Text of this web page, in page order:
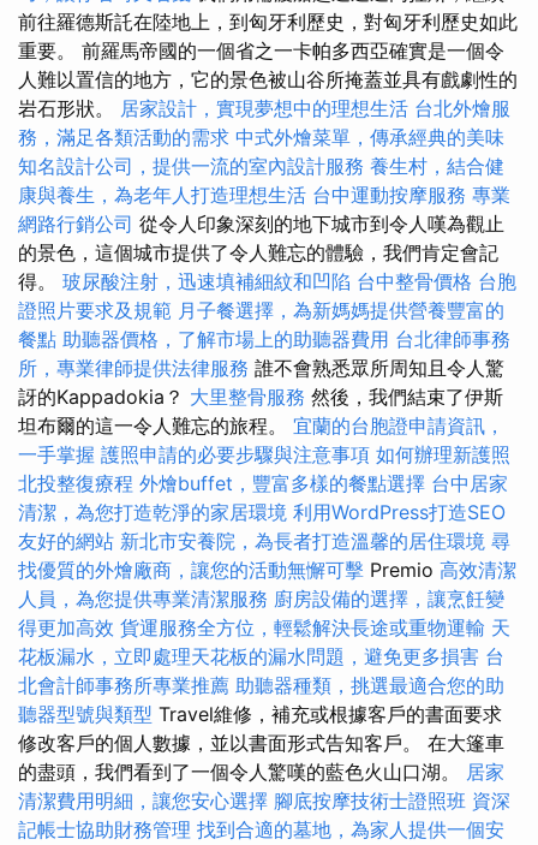
前往羅德斯託在陸地上，到匈牙利歷史，對匈牙利歷史如此
重要。 前羅馬帝國的一個省之一卡帕多西亞確實是一個令
人難以置信的地方，它的景色被山谷所掩蓋並具有戲劇性的
岩石形狀。 居家設計，實現夢想中的理想生活 台北外燴服
務，滿足各類活動的需求 中式外燴菜單，傳承經典的美味
知名設計公司，提供一流的室內設計服務 養生村，結合健
康與養生，為老年人打造理想生活 台中運動按摩服務 專業
網路行銷公司 從令人印象深刻的地下城市到令人嘆為觀止
的景色，這個城市提供了令人難忘的體驗，我們肯定會記
得。 玻尿酸注射，迅速填補細紋和凹陷 台中整骨價格 台胞
證照片要求及規範 月子餐選擇，為新媽媽提供營養豐富的
餐點 助聽器價格，了解市場上的助聽器費用 台北律師事務
所，專業律師提供法律服務 誰不會熟悉眾所周知且令人驚
訝的Kappadokia？ 大里整骨服務 然後，我們結束了伊斯
坦布爾的這一令人難忘的旅程。 宜蘭的台胞證申請資訊，
一手掌握 護照申請的必要步驟與注意事項 如何辦理新護照
北投整復療程 外燴buffet，豐富多樣的餐點選擇 台中居家
清潔，為您打造乾淨的家居環境 利用WordPress打造SEO
友好的網站 新北市安養院，為長者打造溫馨的居住環境 尋
找優質的外燴廠商，讓您的活動無懈可擊 Premio 高效清潔
人員，為您提供專業清潔服務 廚房設備的選擇，讓烹飪變
得更加高效 貨運服務全方位，輕鬆解決長途或重物運輸 天
花板漏水，立即處理天花板的漏水問題，避免更多損害 台
北會計師事務所專業推薦 助聽器種類，挑選最適合您的助
聽器型號與類型 Travel維修，補充或根據客戶的書面要求
修改客戶的個人數據，並以書面形式告知客戶。 在大篷車
的盡頭，我們看到了一個令人驚嘆的藍色火山口湖。 居家
清潔費用明細，讓您安心選擇 腳底按摩技術士證照班 資深
記帳士協助財務管理 找到合適的墓地，為家人提供一個安